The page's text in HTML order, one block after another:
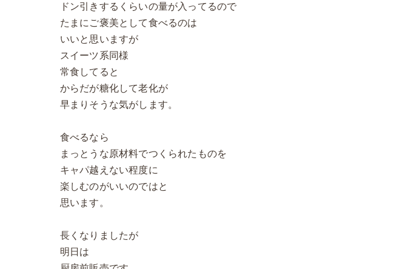
ドン引きするくらいの量が入ってるので
たまにご褒美として食べるのは
いいと思いますが
スイーツ系同様
常食してると
からだが糖化して老化が
早まりそうな気がします。
食べるなら
まっとうな原材料でつくられたものを
キャパ越えない程度に
楽しむのがいいのではと
思います。
長くなりましたが
明日は